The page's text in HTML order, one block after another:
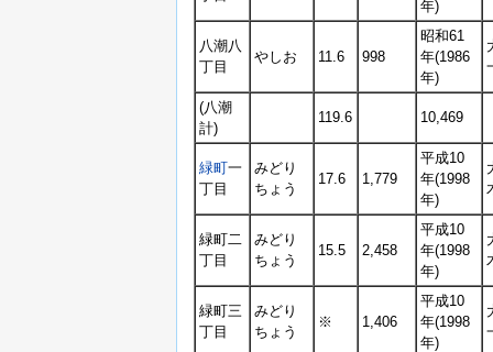
年)
八潮八
丁目
やしお 11.6 998
昭和61
年(1986
年)
(八潮
計)
119.6 10,469
緑町一
丁目
みどり
ちょう
17.6 1,779
平成10
年(1998
年)
緑町二
丁目
みどり
ちょう
15.5 2,458
平成10
年(1998
年)
緑町三
丁目
みどり
ちょう
※ 1,406
平成10
年(1998
年)